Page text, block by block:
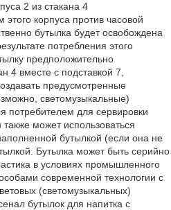
2 из стакана 4
корпуса против часовой
бутылка будет освобождена
потребления этого
предположительно
4 вместе с подставкой 7,
предусмотренные
светомузыкальные)
потребителем для сервировки
может использоваться
бутылкой (если она не
Бутылка может быть серийно
в условиях промышленного
современной технологии с
(светомузыкальных)
бутылок для напитка с